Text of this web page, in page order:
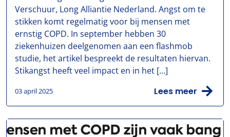
Verschuur, Long Alliantie Nederland. Angst om te
stikken komt regelmatig voor bij mensen met
ernstig COPD. In september hebben 30
ziekenhuizen deelgenomen aan een flashmob
studie, het artikel bespreekt de resultaten hiervan.
Stikangst heeft veel impact en in het […]
03 april 2025 Lees meer